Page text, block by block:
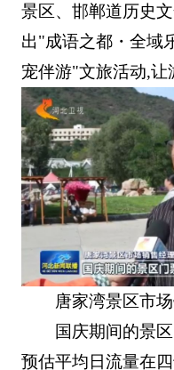
景区、邯郸道历史
出"成语之都・全域
宠伴游"文旅活动,让
唐家湾景区市
国庆期间的景
预估平均日流量在